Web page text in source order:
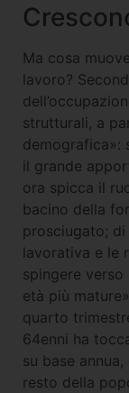
Ma cosa
lavoro?
strutturali, a
demografica»:
il grande
ora spicca il
bacino della
prosciugato; di
lavorativa e le
spingere verso
età più
quarto
64enni ha
su base
resto della